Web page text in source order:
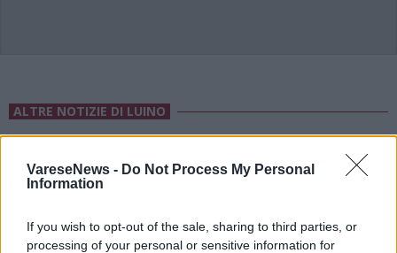
VareseNews - Do Not Process My Personal
Information
If you wish to opt-out of the sale, sharing to third parties, or
processing of your personal or sensitive information for
ALTRE NOTIZIE DI LUINO